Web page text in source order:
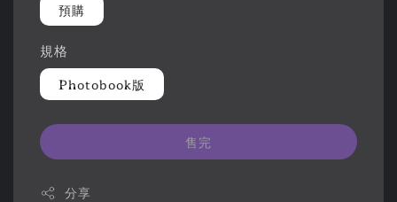
預購
規格
Photobook版
售完
分享